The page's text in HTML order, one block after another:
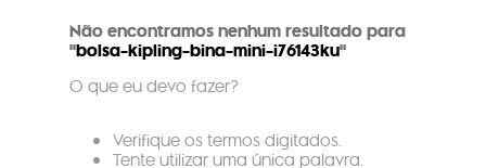
Não encontramos nenhum resultado para
"bolsa-kipling-bina-mini-i76143ku"
O que eu devo fazer?
Verifique os termos digitados.
Tente utilizar uma única palavra.